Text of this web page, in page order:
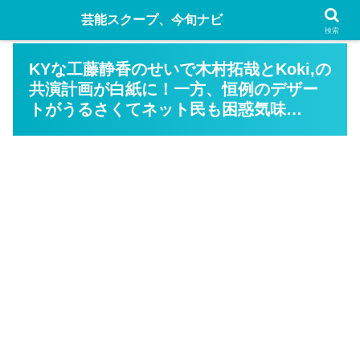
KYな工藤静香のせいで木村拓哉とKoki,の
共演計画が白紙に！一方、恒例のデザー
トがうるさくてネット民も困惑気味…
芸能スクープ、今旬ナビ
検索